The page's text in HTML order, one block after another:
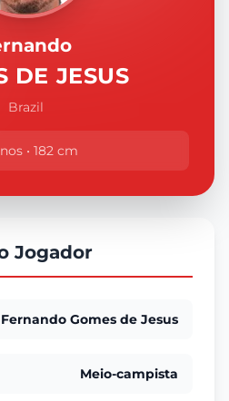
DE JESUS
Brazil
• 182 cm
Jogador
Fernando Gomes de Jesus
Meio-campista